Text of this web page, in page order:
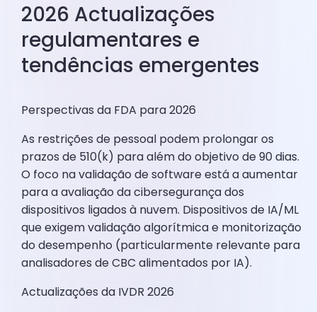
2026 Actualizações
regulamentares e
tendências emergentes
Perspectivas da FDA para 2026
As restrições de pessoal podem prolongar os
prazos de 510(k) para além do objetivo de 90 dias.
O foco na validação de software está a aumentar
para a avaliação da cibersegurança dos
dispositivos ligados à nuvem. Dispositivos de IA/ML
que exigem validação algorítmica e monitorização
do desempenho (particularmente relevante para
analisadores de CBC alimentados por IA).
Actualizações da IVDR 2026